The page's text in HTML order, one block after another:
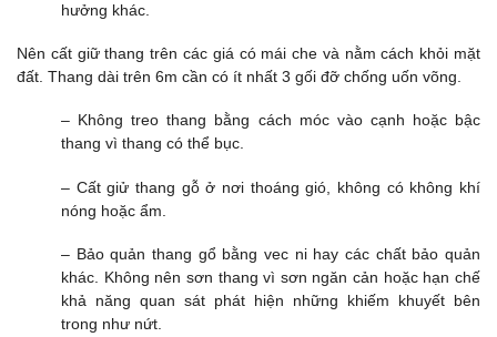
hưởng khác.
Nên cất giữ thang trên các giá có mái che và nằm cách khỏi mặt
đất. Thang dài trên 6m cần có ít nhất 3 gối đỡ chống uốn võng.
– Không treo thang bằng cách móc vào cạnh hoặc bậc
thang vì thang có thể bục.
– Cất giử thang gỗ ở nơi thoáng gió, không có không khí
nóng hoặc ẩm.
– Bảo quản thang gổ bằng vec ni hay các chất bảo quản
khác. Không nên sơn thang vì sơn ngăn cản hoặc hạn chế
khả năng quan sát phát hiện những khiếm khuyết bên
trong như nứt.